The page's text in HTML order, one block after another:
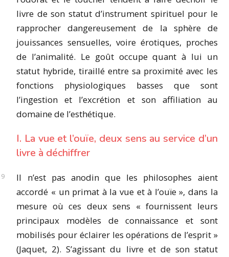
livre de son statut d’instrument spirituel pour le
rapprocher dangereusement de la sphère de
jouissances sensuelles, voire érotiques, proches
de l’animalité. Le goût occupe quant à lui un
statut hybride, tiraillé entre sa proximité avec les
fonctions physiologiques basses que sont
l’ingestion et l’excrétion et son affiliation au
domaine de l’esthétique.
I. La vue et l’ouïe, deux sens au service d’un
livre à déchiffrer
Il n’est pas anodin que les philosophes aient
accordé « un primat à la vue et à l’ouïe », dans la
mesure où ces deux sens « fournissent leurs
principaux modèles de connaissance et sont
mobilisés pour éclairer les opérations de l’esprit »
(Jaquet, 2). S’agissant du livre et de son statut